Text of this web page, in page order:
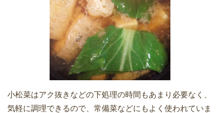
小松菜はアク抜きなどの下処理の時間もあまり必要なく、
気軽に調理できるので、常備菜などにもよく使われていま